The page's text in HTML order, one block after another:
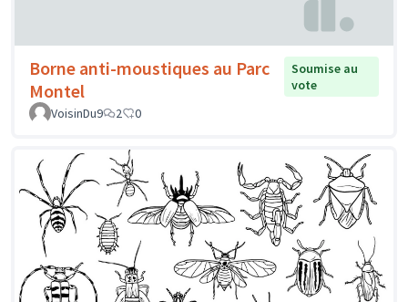
Borne anti-moustiques au Parc
Montel
Soumise au
vote
VoisinDu9
2 0